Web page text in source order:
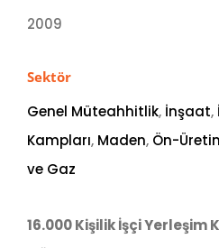
2009
Sektör
Genel Müteahhitlik, İnşaat,
Kampları, Maden, Ön-
ve Gaz
16.000 Kişilik İşçi Yerleşim